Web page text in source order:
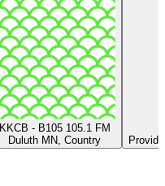
KKCB - B105 105.1 FM
Duluth MN, Country